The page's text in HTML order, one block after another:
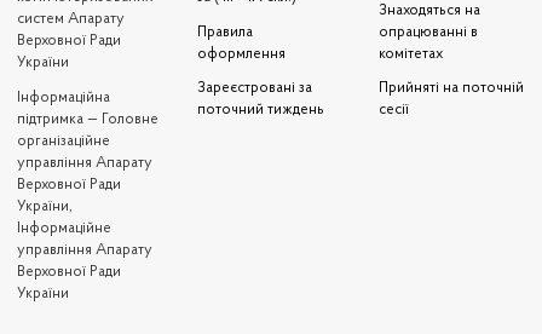
систем Апарату
Верховної Ради
України
Iнформаційна
підтримка — Головне
організаційне
управління Апарату
Верховної Ради
України,
Інформаційне
управління Апарату
Верховної Ради
України
Правила
оформлення
Зареєстровані за
поточний тиждень
Знаходяться на
опрацюванні в
комітетах
Прийняті на поточній
сесії